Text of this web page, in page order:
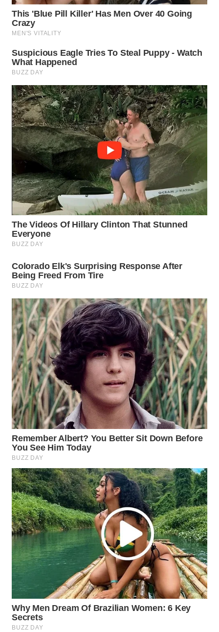
TENGAH
WN DELI
WN
TINGGI
WN
PAKPAK
WN
KARAWANG
WN
BEKASI
WN
BOGOR
DEPOK
TAPANULI
UTARA
WN
SAMOSIR
WN
PADANG
LAWAS
WN
SUMEDANG
WN
CIANJUR
WN
KEPULAUAN
SERIBU
WN
TANGERANG
BINJAI
WN
CIREBON